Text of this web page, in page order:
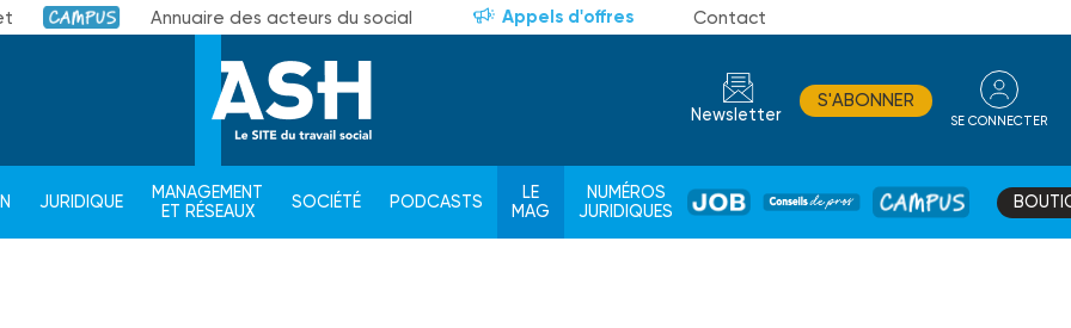
Campus Annuaire des acteurs du social Appels d'offres Contact
Newsletter
S'ABONNER
SE CONNECTER
JURIDIQUE
MANAGEMENT
ET RÉSEAUX
SOCIÉTÉ PODCASTS
LE
MAG
NUMÉROS
JURIDIQUES
JOB
DE
CAMPUS